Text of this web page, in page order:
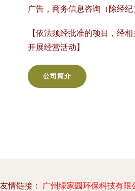
广告，商务信息咨询（除经纪
【依法须经批准的项目，经
开展经营活动】
公司简介
友情链接： 广州绿家园环保科技有限